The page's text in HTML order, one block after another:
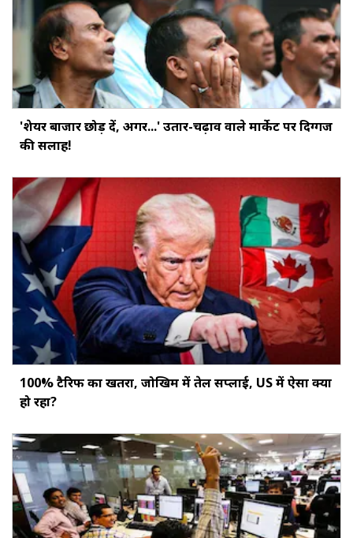
'शेयर बाजार छोड़ दें, अगर...' उतार-चढ़ाव वाले मार्केट पर दिग्‍गज
की सलाह!
100% टैरिफ का खतरा, जोखिम में तेल सप्लाई, US में ऐसा क्या
हो रहा?